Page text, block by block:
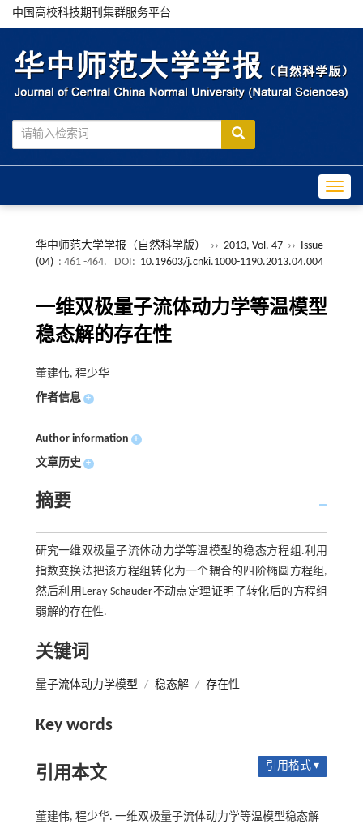
中国高校科技期刊集群服务平台
华中师范大学学报（自然科学版） ›› 2013, Vol. 47 ››
Issue
(04) : 461 -464. DOI: 10.19603/j.cnki.1000-1190.2013.04.004
一维双极量子流体动力学等温模型
稳态解的存在性
董建伟, 程少华
作者信息 +
Author information +
文章历史 +
摘要
研究一维双极量子流体动力学等温模型的稳态方程组.利用
指数变换法把该方程组转化为一个耦合的四阶椭圆方程组,
然后利用Leray-Schauder不动点定理证明了转化后的方程组
弱解的存在性.
关键词
量子流体动力学模型 / 稳态解 / 存在性
Key words
引用本文 引用格式 ▾
董建伟, 程少华. 一维双极量子流体动力学等温模型稳态解